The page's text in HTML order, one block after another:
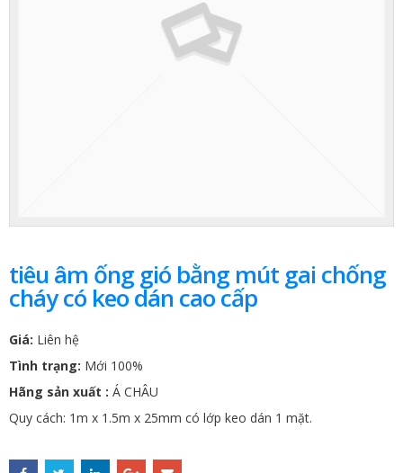
tiêu âm ống gió bằng mút gai chống
cháy có keo dán cao cấp
Giá: Liên hệ
Tình trạng: Mới 100%
Hãng sản xuất : Á CHÂU
Quy cách: 1m x 1.5m x 25mm có lớp keo dán 1 mặt.